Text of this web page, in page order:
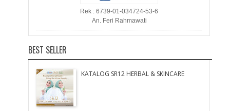
Rek : 6739-01-034724-53-6
An. Feri Rahmawati
BEST SELLER
KATALOG SR12 HERBAL & SKINCARE